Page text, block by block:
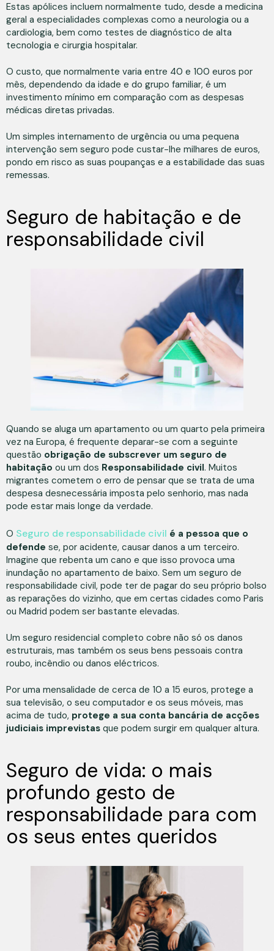
Estas apólices incluem normalmente tudo, desde a medicina
geral a especialidades complexas como a neurologia ou a
cardiologia, bem como testes de diagnóstico de alta
tecnologia e cirurgia hospitalar.
O custo, que normalmente varia entre 40 e 100 euros por
mês, dependendo da idade e do grupo familiar, é um
investimento mínimo em comparação com as despesas
médicas diretas privadas.
Um simples internamento de urgência ou uma pequena
intervenção sem seguro pode custar-lhe milhares de euros,
pondo em risco as suas poupanças e a estabilidade das suas
remessas.
Seguro de habitação e de
responsabilidade civil
Quando se aluga um apartamento ou um quarto pela primeira
vez na Europa, é frequente deparar-se com a seguinte
questão obrigação de subscrever um seguro de
habitação ou um dos Responsabilidade civil. Muitos
migrantes cometem o erro de pensar que se trata de uma
despesa desnecessária imposta pelo senhorio, mas nada
pode estar mais longe da verdade.
O Seguro de responsabilidade civil é a pessoa que o
defende se, por acidente, causar danos a um terceiro.
Imagine que rebenta um cano e que isso provoca uma
inundação no apartamento de baixo. Sem um seguro de
responsabilidade civil, pode ter de pagar do seu próprio bolso
as reparações do vizinho, que em certas cidades como Paris
ou Madrid podem ser bastante elevadas.
Um seguro residencial completo cobre não só os danos
estruturais, mas também os seus bens pessoais contra
roubo, incêndio ou danos eléctricos.
Por uma mensalidade de cerca de 10 a 15 euros, protege a
sua televisão, o seu computador e os seus móveis, mas
acima de tudo, protege a sua conta bancária de acções
judiciais imprevistas que podem surgir em qualquer altura.
Seguro de vida: o mais
profundo gesto de
responsabilidade para com
os seus entes queridos